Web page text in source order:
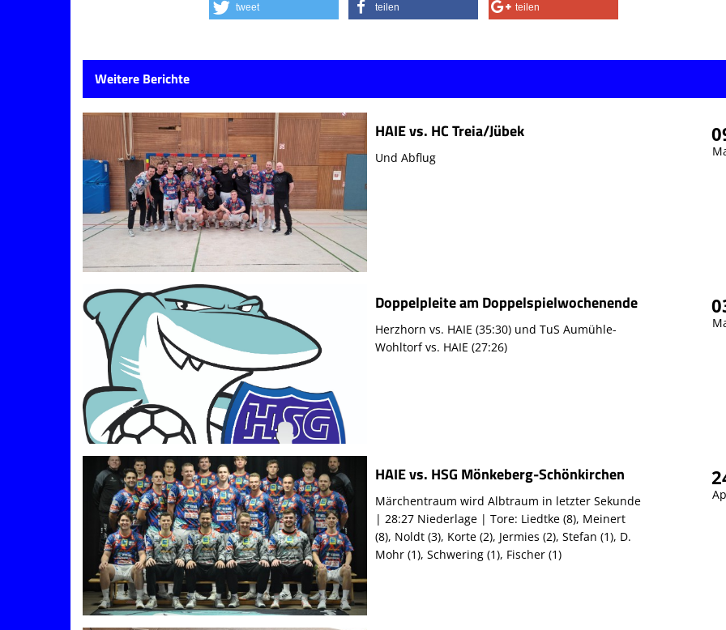
tweet teilen teilen
Weitere Berichte
HAIE vs. HC Treia/Jübek
Und Abflug
Doppelpleite am Doppelspielwochenende
Herzhorn vs. HAIE (35:30) und TuS Aumühle-
Wohltorf vs. HAIE (27:26)
HAIE vs. HSG Mönkeberg-Schönkirchen
Märchentraum wird Albtraum in letzter Sekunde
| 28:27 Niederlage | Tore: Liedtke (8), Meinert
(8), Noldt (3), Korte (2), Jermies (2), Stefan (1), D.
Mohr (1), Schwering (1), Fischer (1)